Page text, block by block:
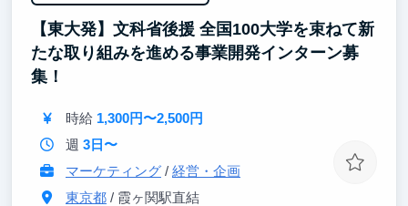
【東大発】文科省後援 全国100大学を束ねて新
たな取り組みを進める事業開発インターン募
集！
時給 1,300円〜2,500円
週 3日〜
マーケティング/ 経営・企画
東京都/ 霞ヶ関駅直結